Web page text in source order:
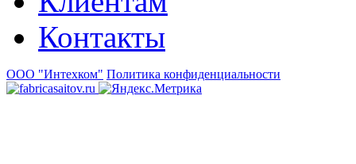
Контакты
ООО "Интехком" Политика конфиденциальности